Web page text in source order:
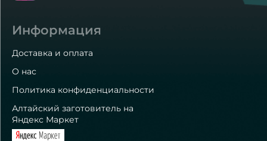
Информация
Доставка и оплата
О нас
Политика конфиденциальности
Алтайский заготовитель на
Яндекс Маркет